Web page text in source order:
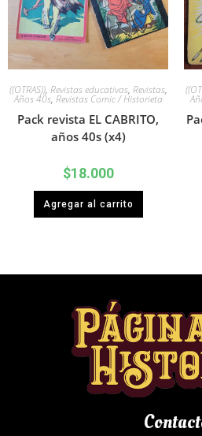
((OTRAS)), Revistas educativas, Revistas,
Años 40s, Revistas Comic / Historieta
Pack revista EL CABRITO,
años 40s (x4)
$18.000
Agregar al carrito